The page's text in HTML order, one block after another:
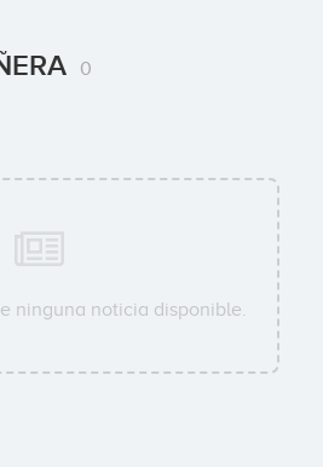
0
ninguna noticia disponible.